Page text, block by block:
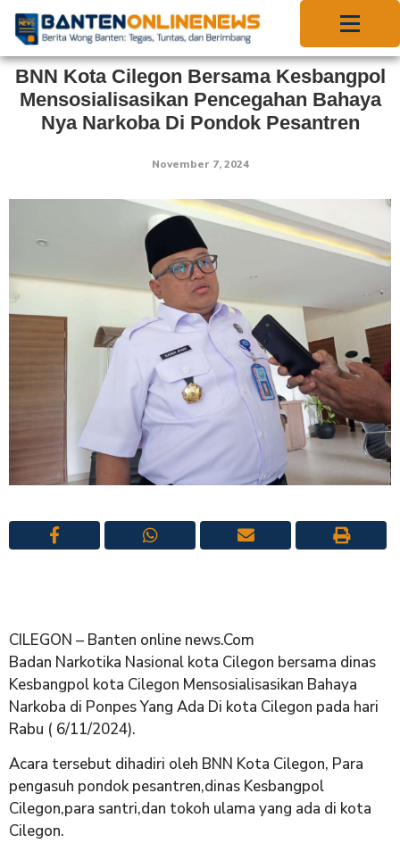
BNN Kota Cilegon Bersama Kesbangpol
Mensosialisasikan Pencegahan Bahaya
Nya Narkoba Di Pondok Pesantren
November 7, 2024
CILEGON – Banten online news.Com
Badan Narkotika Nasional kota Cilegon bersama dinas
Kesbangpol kota Cilegon Mensosialisasikan Bahaya
Narkoba di Ponpes Yang Ada Di kota Cilegon pada hari
Rabu ( 6/11/2024).
Acara tersebut dihadiri oleh BNN Kota Cilegon, Para
pengasuh pondok pesantren,dinas Kesbangpol
Cilegon,para santri,dan tokoh ulama yang ada di kota
Cilegon.